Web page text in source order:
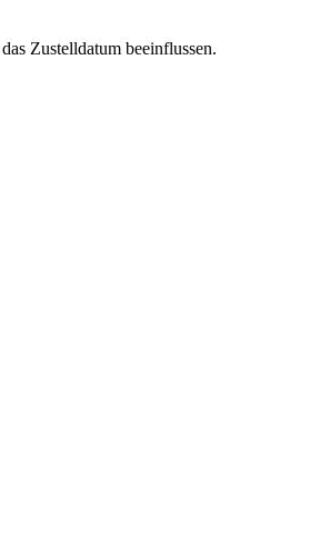
Zustelldatum beeinflussen.